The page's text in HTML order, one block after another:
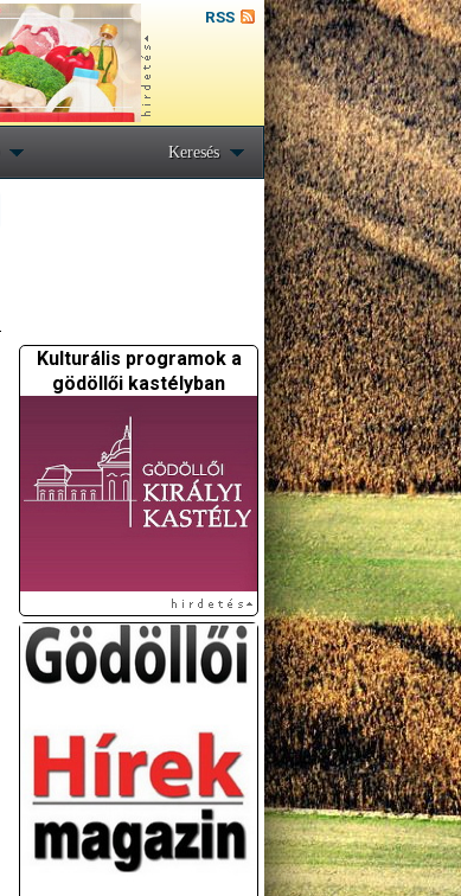
RSS
Keresés
Kulturális programok a
gödöllői kastélyban
A GÖDÖLLŐI ÉS
KÖRNYÉKBELI
KULTURÁLIS- ÉS
SPORTPROGRAMOKAT